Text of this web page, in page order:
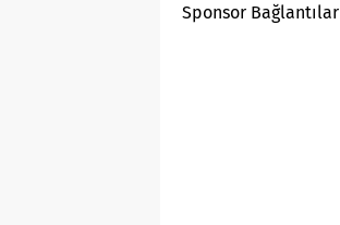
Sponsor Bağlantılar